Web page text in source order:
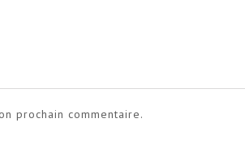
prochain commentaire.